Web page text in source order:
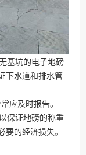
基坑的电子地磅
下水道和排水管
应及时报告。
保证地磅的称重
的经济损失。